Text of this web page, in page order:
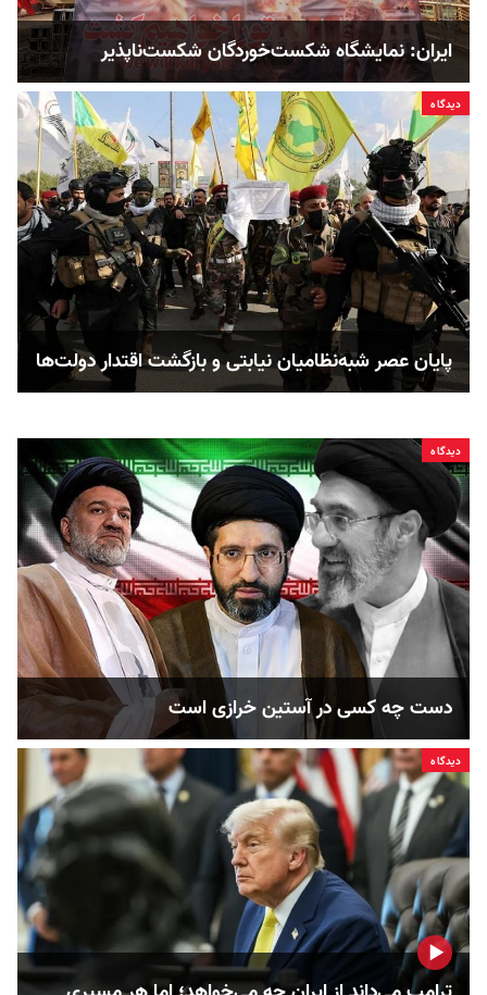
ایران: نمایشگاه شکست‌خوردگان شکست‌ناپذیر
دیدگاه
پایان عصر شبه‌نظامیان نیابتی و بازگشت اقتدار دولت‌ها
دیدگاه
دست چه کسی در آستین خرازی است
دیدگاه